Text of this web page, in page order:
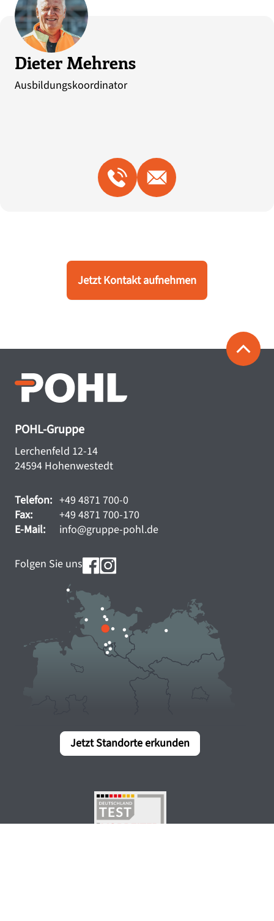
Dieter Mehrens
Ausbildungskoordinator
Jetzt Kontakt aufnehmen
POHL-Gruppe
Lerchenfeld 12-14
24594 Hohenwestedt
Telefon: +49 4871 700-0
Fax:
+49 4871 700-170
E-Mail:
info@gruppe-pohl.de
Folgen Sie uns
Jetzt Standorte erkunden